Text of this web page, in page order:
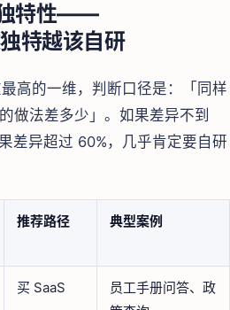
独特性——
特越该自研
高的一维，判断口径是：「同样
做法差多少」。如果差异不到
差异超过 60%，几乎肯定要自研
推荐路径 典型案例
买 SaaS
员工手册问答、政